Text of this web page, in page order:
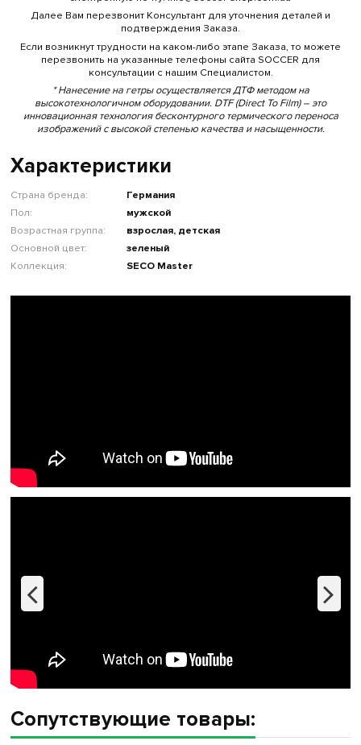
Далее Вам перезвонит Консультант для уточнения деталей и
подтверждения Заказа.
Если возникнут трудности на каком-либо этапе Заказа, то можете
перезвонить на указанные телефоны сайта SOCCER для
консультации с нашим Специалистом.
* Нанесение на гетры осуществляется ДТФ методом на
высокотехнологичном оборудовании. DTF (Direct To Film) – это
инновационная технология бесконтурного термического переноса
изображений с высокой степенью качества и насыщенности.
Характеристики
Страна бренда:
Германия
Пол:
мужской
Возрастная группа:
взрослая, детская
Основной цвет:
зеленый
Коллекция:
SECO Master
Сопутствующие товары: